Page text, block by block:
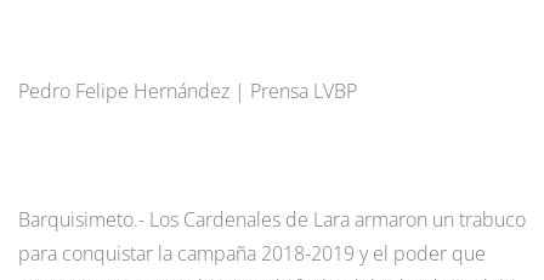
Pedro Felipe Hernández | Prensa LVBP
Barquisimeto.- Los Cardenales de Lara armaron un trabuco
para conquistar la campaña 2018-2019 y el poder que